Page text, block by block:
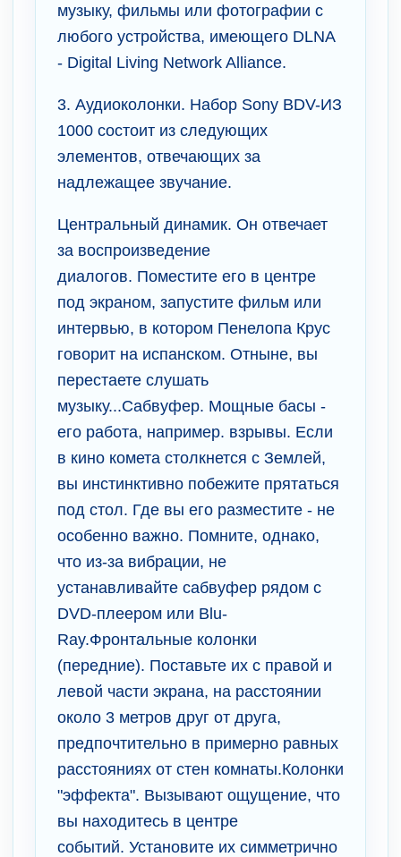
музыку, фильмы или фотографии с
любого устройства, имеющего DLNA
- Digital Living Network Alliance.
3. Аудиоколонки. Набор Sony BDV-ИЗ
1000 состоит из следующих
элементов, отвечающих за
надлежащее звучание.
Центральный динамик. Он отвечает
за воспроизведение
диалогов. Поместите его в центре
под экраном, запустите фильм или
интервью, в котором Пенелопа Крус
говорит на испанском. Отныне, вы
перестаете слушать
музыку...Сабвуфер. Мощные басы -
его работа, например. взрывы. Если
в кино комета столкнется с Землей,
вы инстинктивно побежите прятаться
под стол. Где вы его разместите - не
особенно важно. Помните, однако,
что из-за вибрации, не
устанавливайте сабвуфер рядом с
DVD-плеером или Blu-
Ray.Фронтальные колонки
(передние). Поставьте их с правой и
левой части экрана, на расстоянии
около 3 метров друг от друга,
предпочтительно в примерно равных
расстояниях от стен комнаты.Колонки
"эффекта". Вызывают ощущение, что
вы находитесь в центре
событий. Установите их симметрично